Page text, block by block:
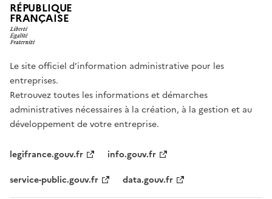
RÉPUBLIQUE
FRANÇAISE
Le site officiel d’information administrative pour les
entreprises.
Retrouvez toutes les informations et démarches
administratives nécessaires à la création, à la gestion et au
développement de votre entreprise.
legifrance.gouv.fr
info.gouv.fr
service-public.gouv.fr
data.gouv.fr